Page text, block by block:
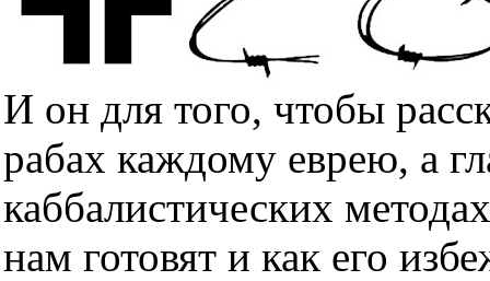
И он для того, чтобы
рабах каждому еврею, а
каббалистических
нам готовят и как его